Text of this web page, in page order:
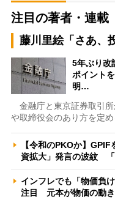
注目の著者・連載
藤川里絵「さあ、
5年ぶり改
ポイント
明…
金融庁と東京証券取引
や取締役会のあり方を定
【令和のPKOか】
資拡大」発言の波紋
インフレでも「物価負
注目 元本が物価の動